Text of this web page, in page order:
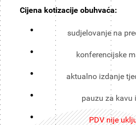
Cijena kotizacije obuhvaća:
sudjelovanje na
konferencijske
aktualno izdanje
pauzu za kavu
PDV nije